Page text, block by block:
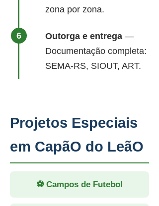
zona por zona.
Outorga e entrega —
Documentação completa:
SEMA-RS, SIOUT, ART.
Projetos Especiais
em CapãO do LeãO
⚽ Campos de Futebol